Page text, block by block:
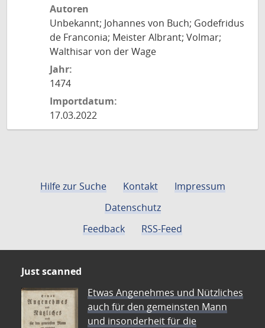
Autoren
Unbekannt; Johannes von Buch; Godefridus
de Franconia; Meister Albrant; Volmar;
Walthisar von der Wage
Jahr:
1474
Importdatum:
17.03.2022
Hilfe zur Suche Kontakt
Impressum
Datenschutz
Feedback
RSS-Feed
Just scanned
Etwas Angenehmes und Nützliches
auch für den gemeinsten Mann
und insonderheit für die